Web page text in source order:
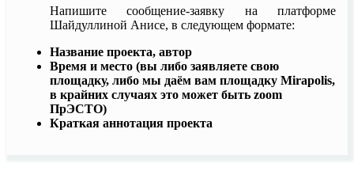
Напишите сообщение-заявку на платформе
Шайдуллиной Анисе, в следующем формате:
Название проекта, автор
Время и место (вы либо заявляете свою
площадку, либо мы даём вам площадку Mirapolis,
в крайних случаях это может быть zoom
ПрЭСТО)
Краткая аннотация проекта